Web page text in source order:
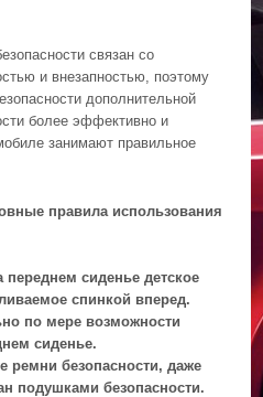
связан со
и внезапностью, поэтому
дополнительной
более эффективно и
занимают правильное
правила использования
переднем сиденье детское
спинкой вперед.
по мере возможности
сиденье.
ремни безопасности, даже
подушками безопасности.